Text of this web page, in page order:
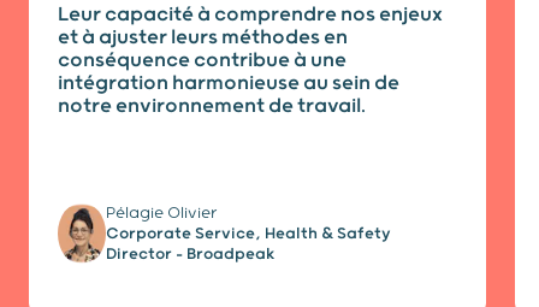
Leur capacité à comprendre nos enjeux
et à ajuster leurs méthodes en
conséquence contribue à une
intégration harmonieuse au sein de
notre environnement de travail.
Pélagie Olivier
Corporate Service, Health & Safety
Director - Broadpeak